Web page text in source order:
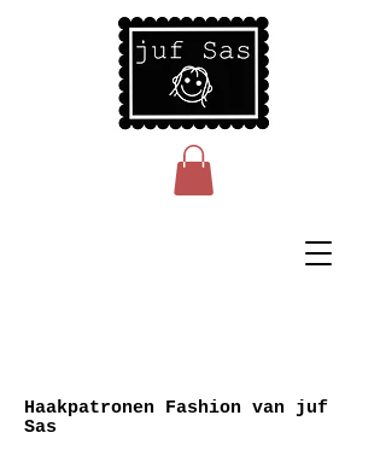
Haakpatronen Fashion van juf
Sas